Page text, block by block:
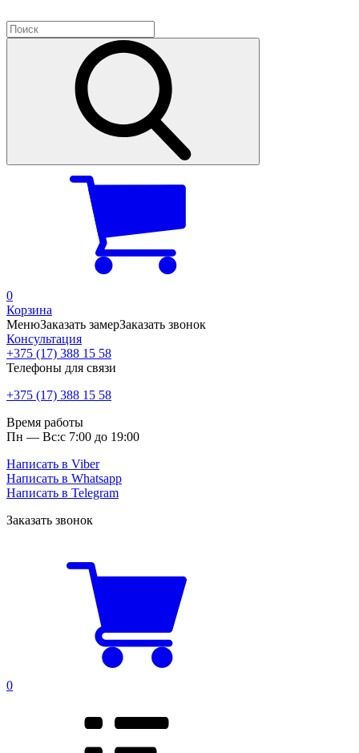
0
Корзина
МенюЗаказать замерЗаказать звонок
Консультация
+375 (17) 388 15 58
Телефоны для связи
+375 (17) 388 15 58
Время работы
Пн — Вс:с 7:00 до 19:00
Написать в Viber
Написать в Whatsapp
Написать в Telegram
Заказать звонок
0